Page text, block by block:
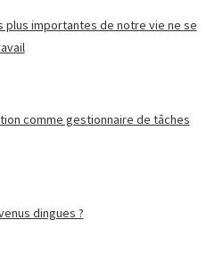
plus importantes de notre vie ne se
comme gestionnaire de tâches
dingues ?